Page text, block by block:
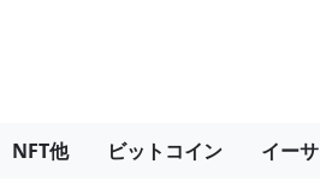
NFT他 ビットコイン イー